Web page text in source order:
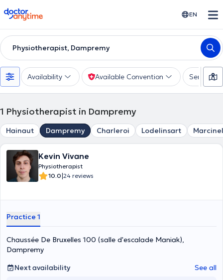
doctoranytime EN
Physiotherapist, Dampremy
Availability Available Convention Services
1 Physiotherapist in Dampremy
Hainaut Dampremy Charleroi Lodelinsart
Kevin Vivane
Physiotherapist
10.0|24 reviews
Practice 1
Chaussée De Bruxelles 100 (salle d'escalade Maniak),
Dampremy
Next availability
See all